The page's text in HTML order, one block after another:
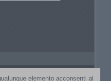
elemento acconsenti al